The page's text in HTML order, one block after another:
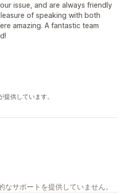
issue, and are always friendly
of speaking with both
amazing. A fantastic team
供しています。
サポートを提供していません。